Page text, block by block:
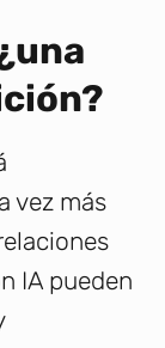
vez más
IA pueden